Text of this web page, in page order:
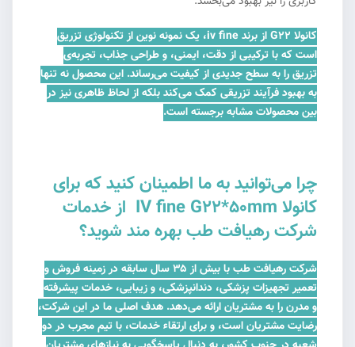
کانولا G22 از برند iv fine، یک نمونه نوین از تکنولوژی تزریق
است که با ترکیبی از دقت، ایمنی، و طراحی جذاب، تجربه‌ی
تزریق را به سطح جدیدی از کیفیت می‌رساند. این محصول نه تنها
به بهبود فرآیند تزریقی کمک می‌کند بلکه از لحاظ ظاهری نیز در
بین محصولات مشابه برجسته است.
چرا می‌توانید به ما اطمینان کنید که برای
کانولا IV fine G22*50mm از خدمات
شرکت رهیافت طب بهره مند شوید؟
شرکت رهیافت طب با بیش از ۳۵ سال سابقه در زمینه فروش و
تعمیر تجهیزات پزشکی، دندانپزشکی، و زیبایی، خدمات پیشرفته
و مدرن را به مشتریان ارائه می‌دهد. هدف اصلی ما در این شرکت،
رضایت مشتریان است، و برای ارتقاء خدمات، با تیم مجرب در دو